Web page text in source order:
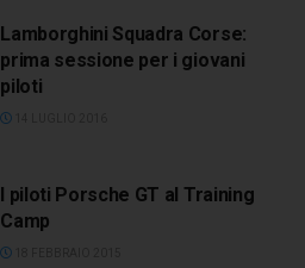
Lamborghini Squadra Corse:
prima sessione per i giovani
piloti
I piloti Porsche GT al Training
Camp